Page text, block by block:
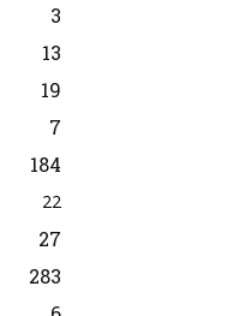
3
13
19
7
184
22
27
283